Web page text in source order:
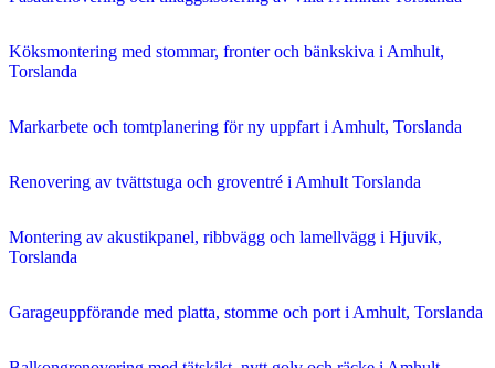
Köksmontering med stommar, fronter och bänkskiva i Amhult,
Torslanda
Markarbete och tomtplanering för ny uppfart i Amhult, Torslanda
Renovering av tvättstuga och groventré i Amhult Torslanda
Montering av akustikpanel, ribbvägg och lamellvägg i Hjuvik,
Torslanda
Garageuppförande med platta, stomme och port i Amhult, Torslanda